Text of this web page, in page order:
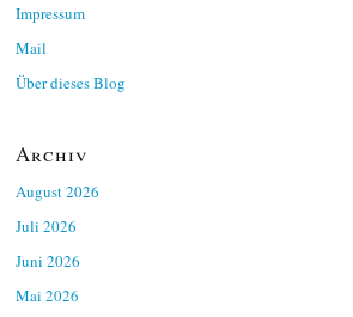
Impressum
Mail
Über dieses Blog
Archiv
August 2026
Juli 2026
Juni 2026
Mai 2026